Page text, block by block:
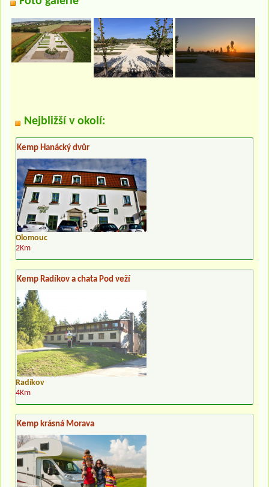
Nejbližší v okolí:
Kemp Hanácký dvůr
Olomouc
2Km
Kemp Radíkov a chata Pod veží
Radíkov
4Km
Kemp krásná Morava